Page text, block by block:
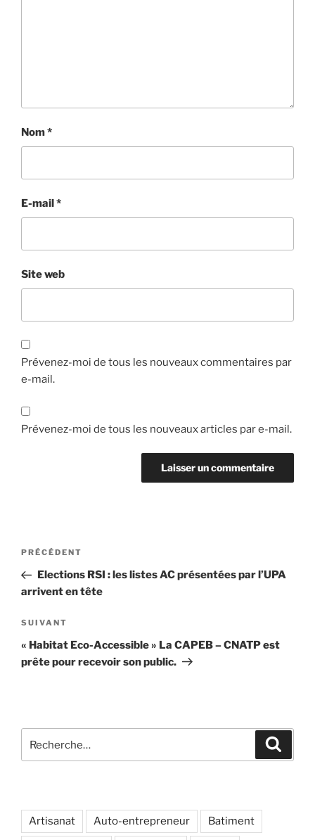
Nom*
E-mail*
Site web
Prévenez-moi de tous les nouveaux commentaires par
e-mail.
Prévenez-moi de tous les nouveaux articles par e-mail.
Navigation
l’article
Article
précédent
PRÉCÉDENT
Elections RSI : les listes AC présentées par l’UPA
arrivent en tête
Article
suivant
SUIVANT
« Habitat Eco-Accessible » La CAPEB – CNATP est
prête pour recevoir son public.
pour
Artisanat Auto-entrepreneur Batiment